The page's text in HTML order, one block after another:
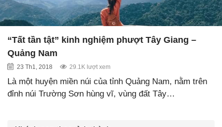
“Tất tần tật” kinh nghiệm phượt Tây Giang –
Quảng Nam
23 Th1, 2018 29.1K lượt xem
Là một huyện miền núi của tỉnh Quảng Nam, nằm trên
đỉnh núi Trường Sơn hùng vĩ, vùng đất Tây…